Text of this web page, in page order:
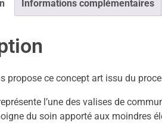
Informations complémentaires
propose ce concept art issu du
l’une des valises de
du soin apporté aux moindres